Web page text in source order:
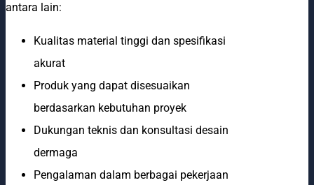
antara lain:
Kualitas material tinggi dan spesifikasi
akurat
Produk yang dapat disesuaikan
berdasarkan kebutuhan proyek
Dukungan teknis dan konsultasi desain
dermaga
Pengalaman dalam berbagai pekerjaan